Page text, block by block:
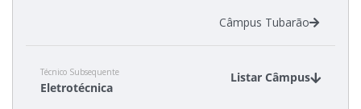
Câmpus Tubarão
Técnico Subsequente
Eletrotécnica
Listar Câmpus